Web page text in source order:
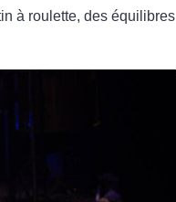
à roulette, des équilibres